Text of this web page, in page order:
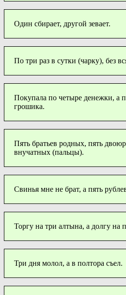
Один сбирает, другой зевает.
По три раз в сутки (чарку), без
Покупала по четыре денежки, а
грошика.
Пять братьев родных, пять
внучатных (пальцы).
Свинья мне не брат, а пять
Торгу на три алтына, а долгу на
Три дня молол, а в полтора съел.